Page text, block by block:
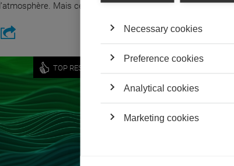
l’atmosphère. Mais ces approches sont irréalistes pour
TOP RESEARCH
News
CHERCHEURS EN
BANQUE DE FRANCE
Necessary cookies
Preference cookies
Analytical cookies
Marketing cookies